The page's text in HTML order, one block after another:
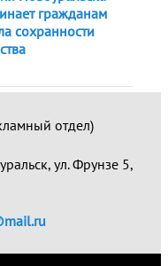
гражданам
сохранности
отдел)
ул. Фрунзе 5,